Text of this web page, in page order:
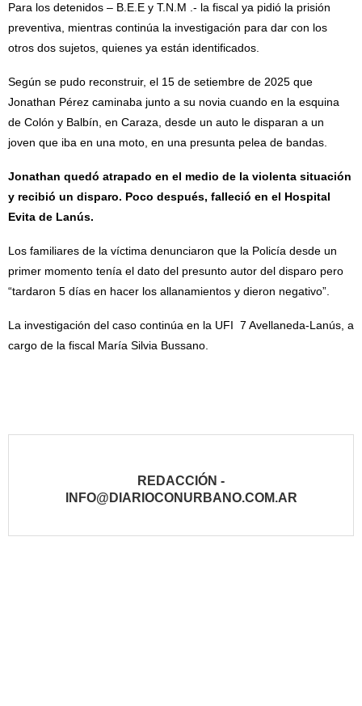
Para los detenidos – B.E.E y T.N.M .- la fiscal ya pidió la prisión
preventiva, mientras continúa la investigación para dar con los
otros dos sujetos, quienes ya están identificados.
Según se pudo reconstruir, el 15 de setiembre de 2025 que
Jonathan Pérez caminaba junto a su novia cuando en la esquina
de Colón y Balbín, en Caraza, desde un auto le disparan a un
joven que iba en una moto, en una presunta pelea de bandas.
Jonathan quedó atrapado en el medio de la violenta situación
y recibió un disparo. Poco después, falleció en el Hospital
Evita de Lanús.
Los familiares de la víctima denunciaron que la Policía desde un
primer momento tenía el dato del presunto autor del disparo pero
“tardaron 5 días en hacer los allanamientos y dieron negativo”.
La investigación del caso continúa en la UFI 7 Avellaneda-Lanús, a
cargo de la fiscal María Silvia Bussano.
REDACCIÓN -
INFO@DIARIOCONURBANO.COM.AR